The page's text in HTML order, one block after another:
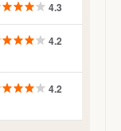
4.3
4.2
4.2